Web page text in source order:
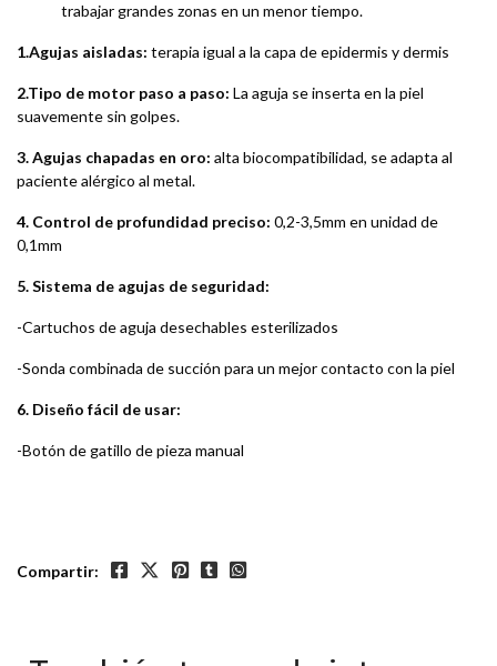
trabajar grandes zonas en un menor tiempo.
1.Agujas aisladas: terapia igual a la capa de epidermis y dermis
2.Tipo de motor paso a paso: La aguja se inserta en la piel
suavemente sin golpes.
3. Agujas chapadas en oro: alta biocompatibilidad, se adapta al
paciente alérgico al metal.
4. Control de profundidad preciso: 0,2-3,5mm en unidad de
0,1mm
5. Sistema de agujas de seguridad:
-Cartuchos de aguja desechables esterilizados
-Sonda combinada de succión para un mejor contacto con la piel
6. Diseño fácil de usar:
-Botón de gatillo de pieza manual
Compartir: